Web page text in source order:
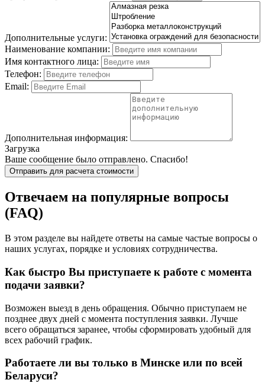
Дополнительные услуги:
Наименование компании:
Имя контактного лица:
Телефон:
Email:
Дополнительная информация:
Загрузка
Ваше сообщение было отправлено. Спасибо!
Отправить для расчета стоимости
Отвечаем на популярные вопросы
(FAQ)
В этом разделе вы найдете ответы на самые частые вопросы о
наших услугах, порядке и условиях сотрудничества.
Как быстро Вы приступаете к работе с момента
подачи заявки?
Возможен выезд в день обращения. Обычно приступаем не
позднее двух дней с момента поступления заявки. Лучше
всего обращаться заранее, чтобы сформировать удобный для
всех рабочий график.
Работаете ли вы только в Минске или по всей
Беларуси?